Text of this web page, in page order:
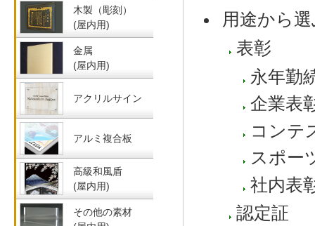
用途から
表彰
永年勤
企業表
コンテ
スポー
社内表
認定証
木製（彫刻）
(屋内用)
金属
(屋内用)
アクリルサイン
アルミ複合板
高級和風盾
(屋内用)
その他の素材